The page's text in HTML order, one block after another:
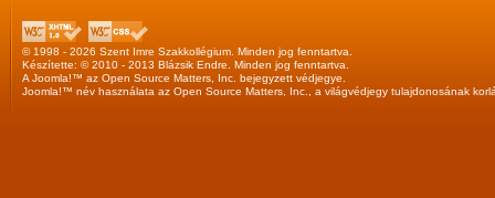
© 1998 - 2026 Szent Imre Szakkollégium. Minden jog fenntartva.
Készítette: © 2010 - 2013 Blázsik Endre . Minden jog fenntartva.
A Joomla!™ az Open Source Matters, Inc. bejegyzett védjegye.
Joomla!™ név használata az Open Source Matters, Inc. , a világvédjegy tulajdonosának